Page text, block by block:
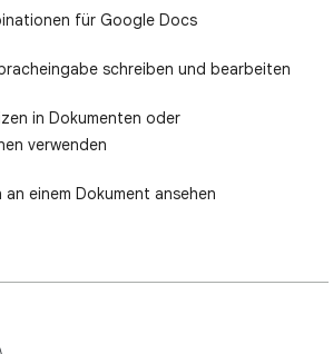
für Google Docs
schreiben und bearbeiten
in Dokumenten oder
verwenden
einem Dokument ansehen